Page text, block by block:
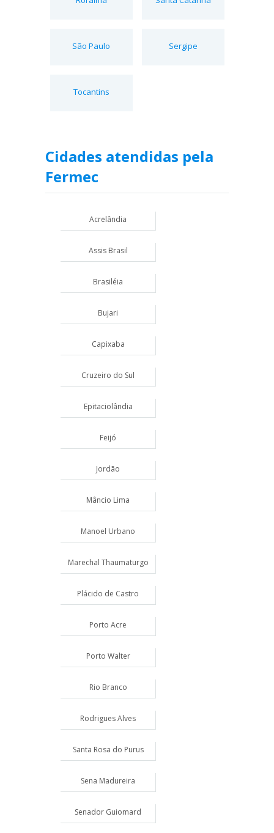
São Paulo Sergipe
Tocantins
Cidades atendidas pela
Fermec
Acrelândia
Assis Brasil
Brasiléia
Bujari
Capixaba
Cruzeiro do Sul
Epitaciolândia
Feijó
Jordão
Mâncio Lima
Manoel Urbano
Marechal Thaumaturgo
Plácido de Castro
Porto Acre
Porto Walter
Rio Branco
Rodrigues Alves
Santa Rosa do Purus
Sena Madureira
Senador Guiomard